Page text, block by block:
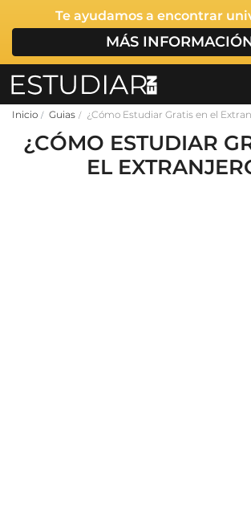
Te ayudamos a encontrar
MÁS
Inicio Guias ¿Cómo Estudiar Gratis en el
¿CÓMO ESTUDIAR
EL